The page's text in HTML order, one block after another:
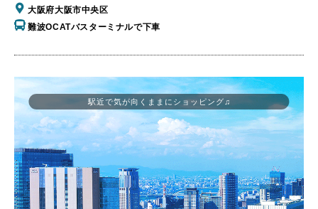
大阪府大阪市中央区
難波OCATバスターミナルで下車
駅近で気が向くままにショッピング♫